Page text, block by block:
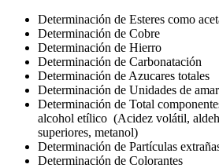
Determinación de Esteres como
Determinación de Cobre
Determinación de Hierro
Determinación de Carbonatación
Determinación de Azucares totales
Determinación de Unidades de
Determinación de Total
alcohol etílico (Acidez volátil,
superiores, metanol)
Determinación de Partículas
Determinación de Colorantes